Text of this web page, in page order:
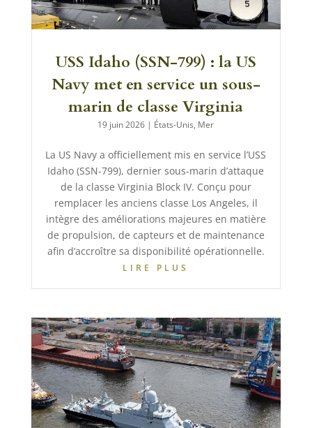
USS Idaho (SSN-799) : la US
Navy met en service un sous-
marin de classe Virginia
19 juin 2026 | États-Unis, Mer
La US Navy a officiellement mis en service l’USS
Idaho (SSN-799), dernier sous-marin d’attaque
de la classe Virginia Block IV. Conçu pour
remplacer les anciens classe Los Angeles, il
intègre des améliorations majeures en matière
de propulsion, de capteurs et de maintenance
afin d’accroître sa disponibilité opérationnelle.
LIRE PLUS